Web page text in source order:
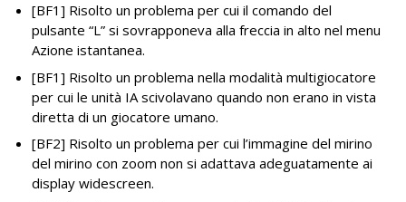
[BF1] Risolto un problema per cui il comando del
pulsante “L” si sovrapponeva alla freccia in alto nel menu
Azione istantanea.
[BF1] Risolto un problema nella modalità multigiocatore
per cui le unità IA scivolavano quando non erano in vista
diretta di un giocatore umano.
[BF2] Risolto un problema per cui l’immagine del mirino
del mirino con zoom non si adattava adeguatamente ai
display widescreen.